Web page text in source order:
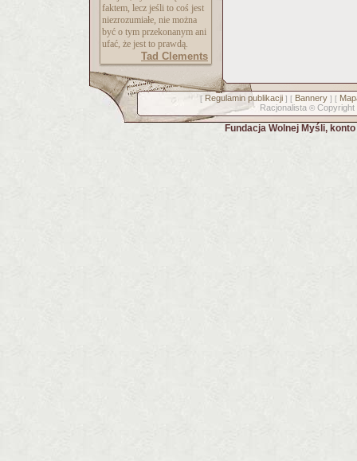
faktem, lecz jeśli to coś jest
niezrozumiałe, nie można
być o tym przekonanym ani
ufać, że jest to prawdą.
Tad Clements
[ Regulamin publikacji] [ Bannery] [
Racjonalista © Copyright
Fundacja Wolnej Myśli,